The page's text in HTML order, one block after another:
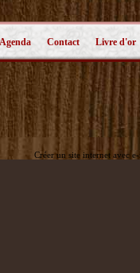
Agenda Contact Livre d'or
Créer un site internet avec